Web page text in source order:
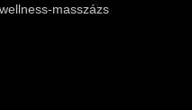
masszázs